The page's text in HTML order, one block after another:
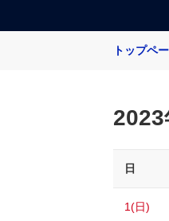
トップペ
2023
日
1(日)